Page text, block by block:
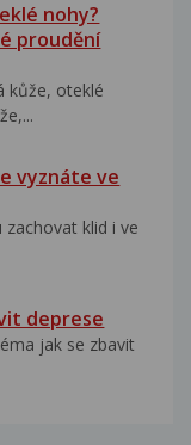
nohy?
proudění
kůže, oteklé
vyznáte ve
klid i ve
deprese
jak se zbavit